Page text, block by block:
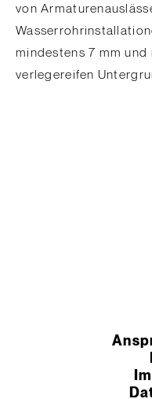
von
mindestens 7 mm und
verlegereifen